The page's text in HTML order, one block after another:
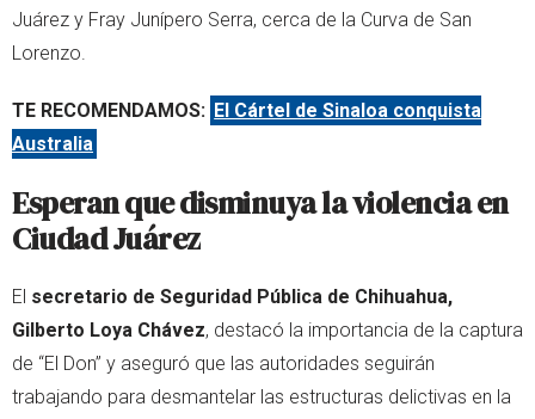
Juárez y Fray Junípero Serra, cerca de la Curva de San
Lorenzo.
TE RECOMENDAMOS: El Cártel de Sinaloa conquista
Australia
Esperan que disminuya la violencia en
Ciudad Juárez
El secretario de Seguridad Pública de Chihuahua,
Gilberto Loya Chávez, destacó la importancia de la captura
de “El Don” y aseguró que las autoridades seguirán
trabajando para desmantelar las estructuras delictivas en la